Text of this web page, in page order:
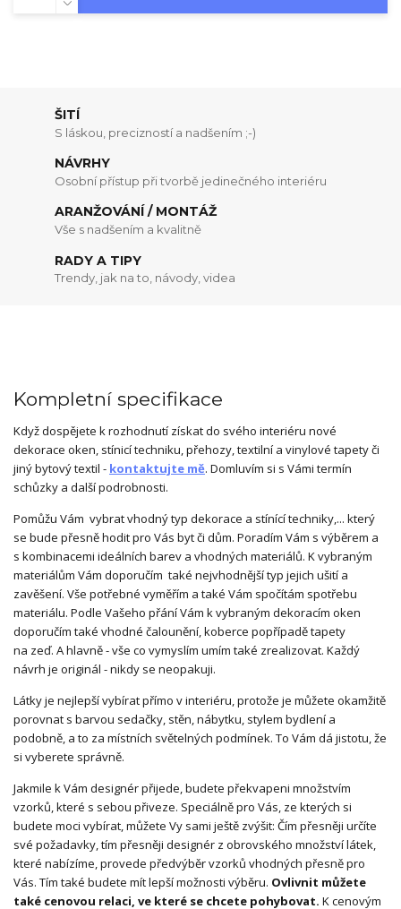
ŠITÍ
S láskou, precizností a nadšením ;-)
NÁVRHY
Osobní přístup při tvorbě jedinečného interiéru
ARANŽOVÁNÍ / MONTÁŽ
Vše s nadšením a kvalitně
RADY A TIPY
Trendy, jak na to, návody, videa
Kompletní specifikace
Když dospějete k rozhodnutí získat do svého interiéru nové
dekorace oken, stínicí techniku, přehozy, textilní a vinylové tapety či
jiný bytový textil - kontaktujte mě. Domluvím si s Vámi termín
schůzky a další podrobnosti.
Pomůžu Vám vybrat vhodný typ dekorace a stínící techniky,... který
se bude přesně hodit pro Vás byt či dům. Poradím Vám s výběrem a
s kombinacemi ideálních barev a vhodných materiálů. K vybraným
materiálům Vám doporučím také nejvhodnější typ jejich ušití a
zavěšení. Vše potřebné vyměřím a také Vám spočítám spotřebu
materiálu. Podle Vašeho přání Vám k vybraným dekoracím oken
doporučím také vhodné čalounění, koberce popřípadě tapety
na zeď. A hlavně - vše co vymyslím umím také zrealizovat. Každý
návrh je originál - nikdy se neopakuji.
Látky je nejlepší vybírat přímo v interiéru, protože je můžete okamžitě
porovnat s barvou sedačky, stěn, nábytku, stylem bydlení a
podobně, a to za místních světelných podmínek. To Vám dá jistotu, že
si vyberete správně.
Jakmile k Vám designér přijede, budete překvapeni množstvím
vzorků, které s sebou přiveze. Speciálně pro Vás, ze kterých si
budete moci vybírat, můžete Vy sami ještě zvýšit: Čím přesněji určíte
své požadavky, tím přesněji designér z obrovského množství látek,
které nabízíme, provede předvýběr vzorků vhodných přesně pro
Vás. Tím také budete mít lepší možnosti výběru. Ovlivnit můžete
také cenovou relaci, ve které se chcete pohybovat. K cenovým